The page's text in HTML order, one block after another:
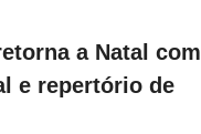
a Natal com
e repertório de